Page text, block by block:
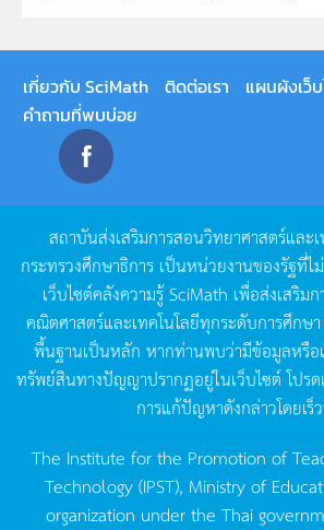
เกี่ยวกับ SciMath ติดต่อเรา
แผนผังเว็
คำถามที่พบบ่อย
สถาบันส่งเสริมการสอนวิทยาศาสตร์และ
กระทรวงศึกษาธิการ เป็นหน่วยงานของรัฐที่ไ
เว็บไซต์คลังความรู้SciMath เพื่อส่งเสริม
คณิตศาสตร์และเทคโนโลยีทุกระดับการศึกษา
พื้นฐานเป็นหลัก หากท่านพบว่ามีข้อมูลหรือ
ทรัพย์สินทางปัญญาปรากฏอยู่ในเว็บไซต์โปร
การแก้ปัญหาดังกล่าวโดยเร็
The Institute for the Promotion of
Technology (IPST), Ministry of
organization under the Thai